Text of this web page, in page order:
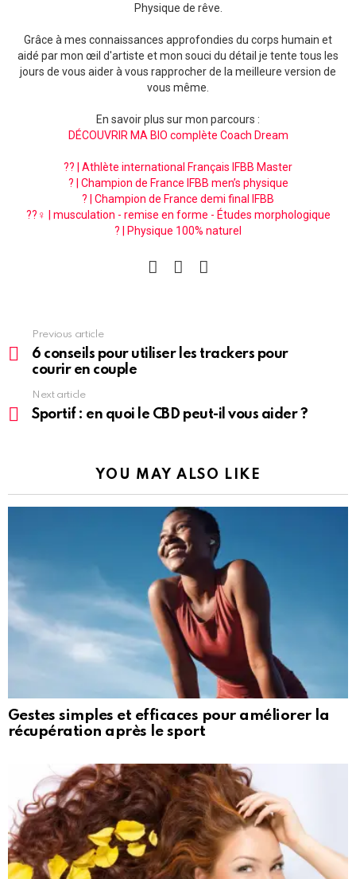
Physique de rêve.
Grâce à mes connaissances approfondies du corps humain et
aidé par mon œil d'artiste et mon souci du détail je tente tous les
jours de vous aider à vous rapprocher de la meilleure version de
vous même.
En savoir plus sur mon parcours :
DÉCOUVRIR MA BIO complète Coach Dream
?? | Athlète international Français IFBB Master
? | Champion de France IFBB men’s physique
? | Champion de France demi final IFBB
??‍♀️ | musculation - remise en forme - Études morphologique
? | Physique 100% naturel
more
Previous article
6 conseils pour utiliser les trackers pour
courir en couple
Next article
Sportif : en quoi le CBD peut-il vous aider ?
YOU MAY ALSO LIKE
Gestes simples et efficaces pour améliorer la
récupération après le sport